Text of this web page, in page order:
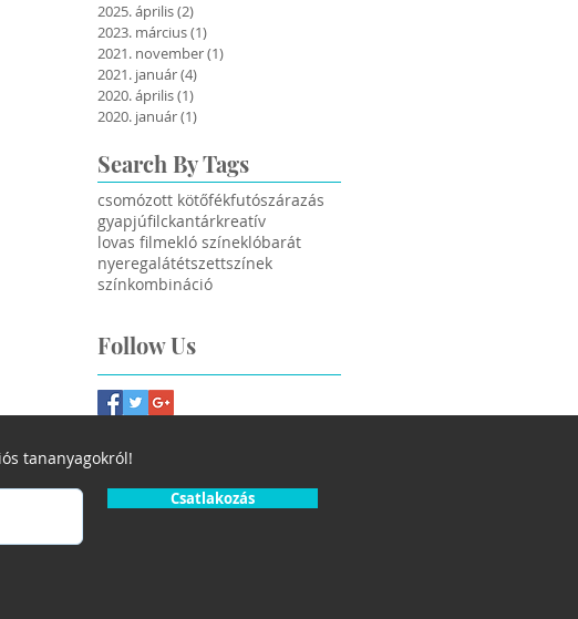
2025. április(2)
2023. március(1)
2021. november(1)
2021. január(4)
2020. április(1)
2020. január(1)
Search By Tags
csomózott kötőfékfutószárazás
gyapjúfilckantárkreatív
lovas filmekló színeklóbarát
nyeregalátétszettszínek
színkombináció
Follow Us
tananyagokról!
Csatlakozás